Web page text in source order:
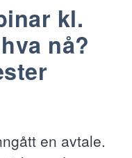
kl.
nå?
en avtale.